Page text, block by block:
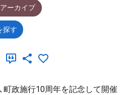
ーカイブ
探す
町政施行10周年を記念して開催